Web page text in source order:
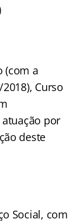
(com a
Curso
por
deste
Social, com